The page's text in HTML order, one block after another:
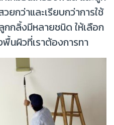
กว่าและเรียบกว่าการใช้
กลิ้งมีหลายชนิด ให้เลือก
นผิวที่เราต้องการทา